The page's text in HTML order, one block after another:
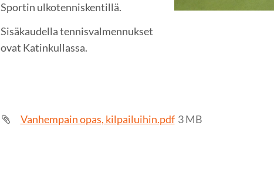
Sportin ulkotenniskentillä.
Sisäkaudella tennisvalmennukset
ovat Katinkullassa.
Vanhempain opas, kilpailuihin.pdf 3 MB